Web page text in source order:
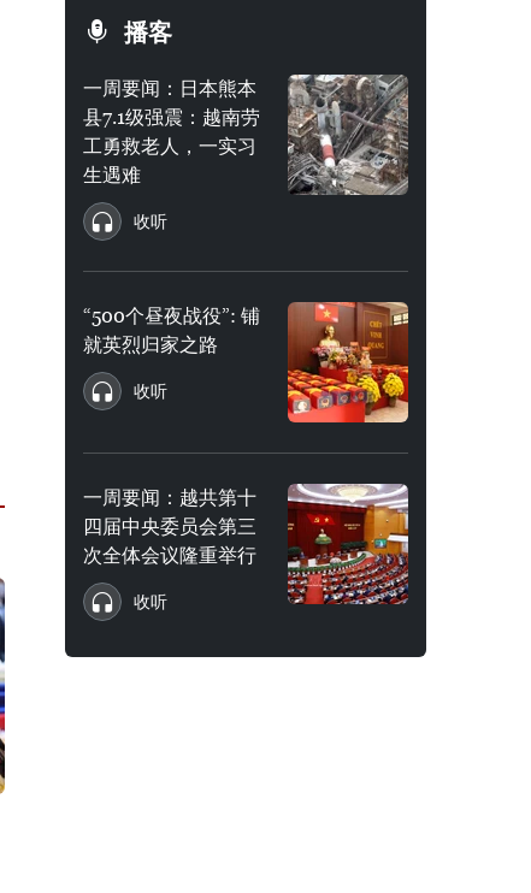
播客
一周要闻：日本熊本
县7.1级强震：越南劳
工勇救老人，一实习
生遇难
收听
“500个昼夜战役”: 铺
就英烈归家之路
收听
一周要闻：越共第十
四届中央委员会第三
次全体会议隆重举行
收听